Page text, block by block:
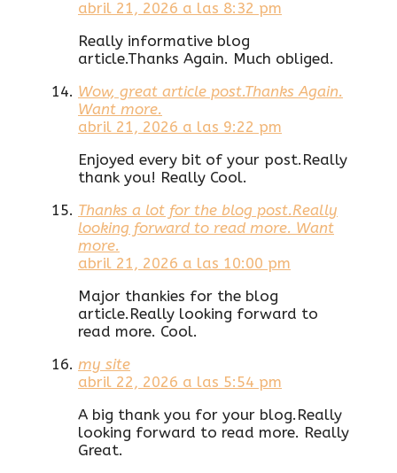
abril 21, 2026 a las 8:32 pm
Really informative blog
article.Thanks Again. Much obliged.
Wow, great article post.Thanks Again.
Want more.
abril 21, 2026 a las 9:22 pm
Enjoyed every bit of your post.Really
thank you! Really Cool.
Thanks a lot for the blog post.Really
looking forward to read more. Want
more.
abril 21, 2026 a las 10:00 pm
Major thankies for the blog
article.Really looking forward to
read more. Cool.
my site
abril 22, 2026 a las 5:54 pm
A big thank you for your blog.Really
looking forward to read more. Really
Great.